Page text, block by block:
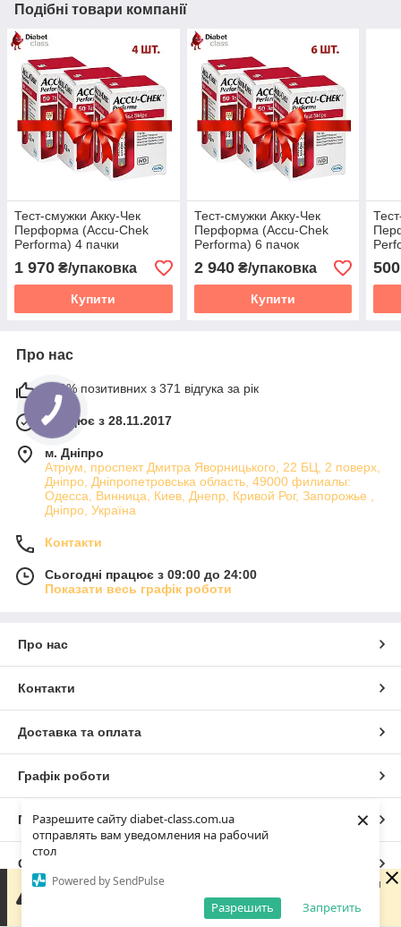
Разрешите сайту diabet-class.com.ua
отправлять вам уведомления на рабочий
стол
Powered by SendPulse
Запретить
Разрешить
×
Подібні товари компанії
Тест-смужки Акку-Чек
Перформа (Accu-Chek
Performa) 4 пачки
1 970 ₴/упаковка
Купити
Тест-смужки Акку-Чек
Перформа (Accu-Chek
Performa) 6 пачок
2 940₴/упаковка
Купити
500
Про нас
100% позитивних з 371 відгука за рік
Працює з 28.11.2017
м. Дніпро
Атріум, проспект Дмитра Яворницького, 22 БЦ, 2 поверх,
Дніпро, Дніпропетровська область, 49000 филиалы:
Одесса, Винница, Киев, Днепр, Кривой Рог, Запорожье ,
Дніпро, Україна
Контакти
Сьогодні працює з 09:00 до 24:00
Показати весь графік роботи
Про нас
Контакти
Доставка та оплата
Графік роботи
Повна версія сайту
Сайт створено на маркетплейсі
Політика конфіденційності
Доброго дня 😊 Дякую, що написали нам! Зараз магазин
не працює, але ми обов'язково зв'яжемося з вами
найближчого робочого дня. Гарного дня!